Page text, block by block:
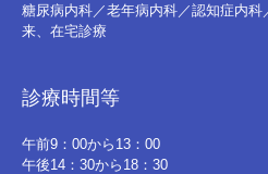
糖尿病内科／老年病内科／認知症内
来、在宅診療
診療時間等
午前9：00から13：00
午後14：30から18：30